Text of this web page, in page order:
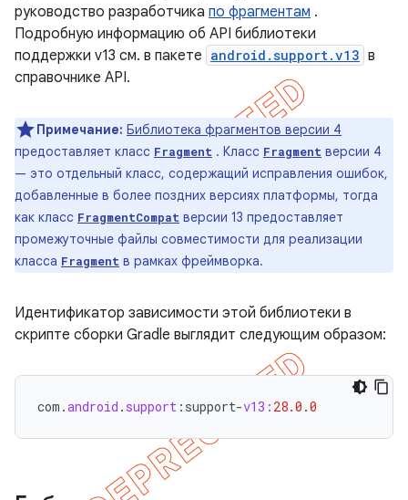
руководство разработчика по фрагментам .
Подробную информацию об API библиотеки
поддержки v13 см. в пакете android.support.v13 в
справочнике API.
Примечание: Библиотека фрагментов версии 4
предоставляет класс Fragment . Класс Fragment версии 4
— это отдельный класс, содержащий исправления ошибок,
добавленные в более поздних версиях платформы, тогда
как класс FragmentCompat версии 13 предоставляет
промежуточные файлы совместимости для реализации
класса Fragment в рамках фреймворка.
Идентификатор зависимости этой библиотеки в
скрипте сборки Gradle выглядит следующим образом:
com .android . support : support-v13: 28.0 .0